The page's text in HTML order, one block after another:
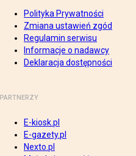
Polityka Prywatności
Zmiana ustawień zgód
Regulamin serwisu
Informacje o nadawcy
Deklaracja dostępności
PARTNERZY
E-kiosk.pl
E-gazety.pl
Nexto.pl